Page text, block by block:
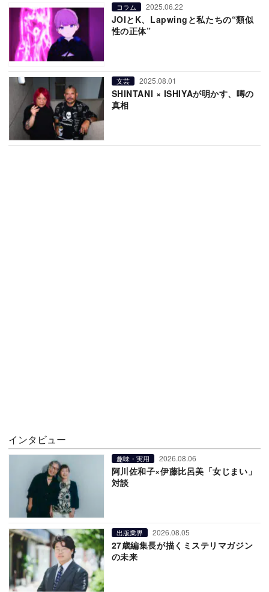
コラム 2025.06.22
JOIとK、Lapwingと私たちの“類似
性の正体”
文芸 2025.08.01
SHINTANI × ISHIYAが明かす、噂の
真相
インタビュー
趣味・実用 2026.08.06
阿川佐和子×伊藤比呂美「女じまい」
対談
出版業界 2026.08.05
27歳編集長が描くミステリマガジン
の未来